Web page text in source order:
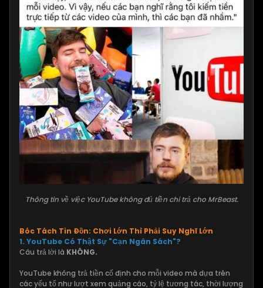
Thông tin về việc YouTube không đủ tiền chi trả cho MrBeast.
Bóc Tách Tin Đồn: Chơi Lớn Thì Phải Suy Nghĩ Lớn
1. YouTube Có Thật Sự "Cạn Ngân Sách"?
Câu trả lời là KHÔNG.
YouTube không trả tiền cố định cho mỗi video mà dựa trên
các yếu tố như lượt xem quảng cáo, tỷ lệ tương tác, thời lượng